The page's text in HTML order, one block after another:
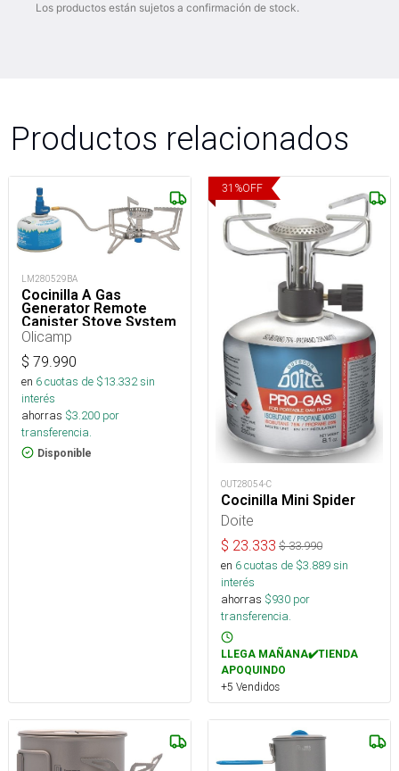
Los productos están sujetos a confirmación de stock.
Productos relacionados
LM280529BA
Cocinilla A Gas
Generator Remote
Canister Stove System
Olicamp
$ 79.990
en 6cuotas de $13.332sin
interés
ahorras $3.200 por
transferencia.
Disponible
31 %OFF
OUT28054-C
Cocinilla Mini Spider
Doite
$ 23.333 $33.990
en 6cuotas de $3.889sin
interés
ahorras $930 por
transferencia.
LLEGA MAÑANA✔️TIENDA
APOQUINDO
+5 Vendidos